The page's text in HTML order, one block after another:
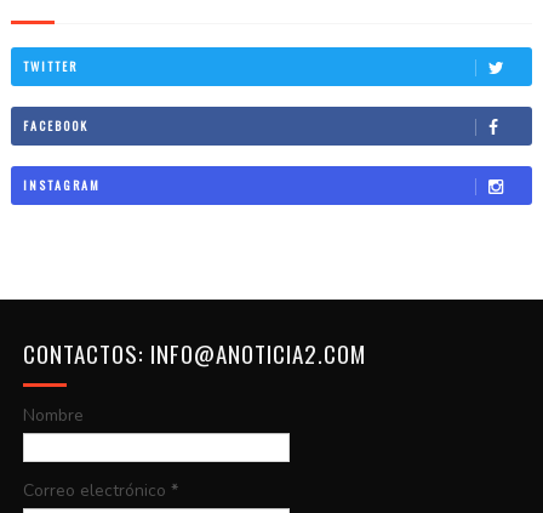
TWITTER
FACEBOOK
INSTAGRAM
CONTACTOS: INFO@ANOTICIA2.COM
Nombre
Correo electrónico *